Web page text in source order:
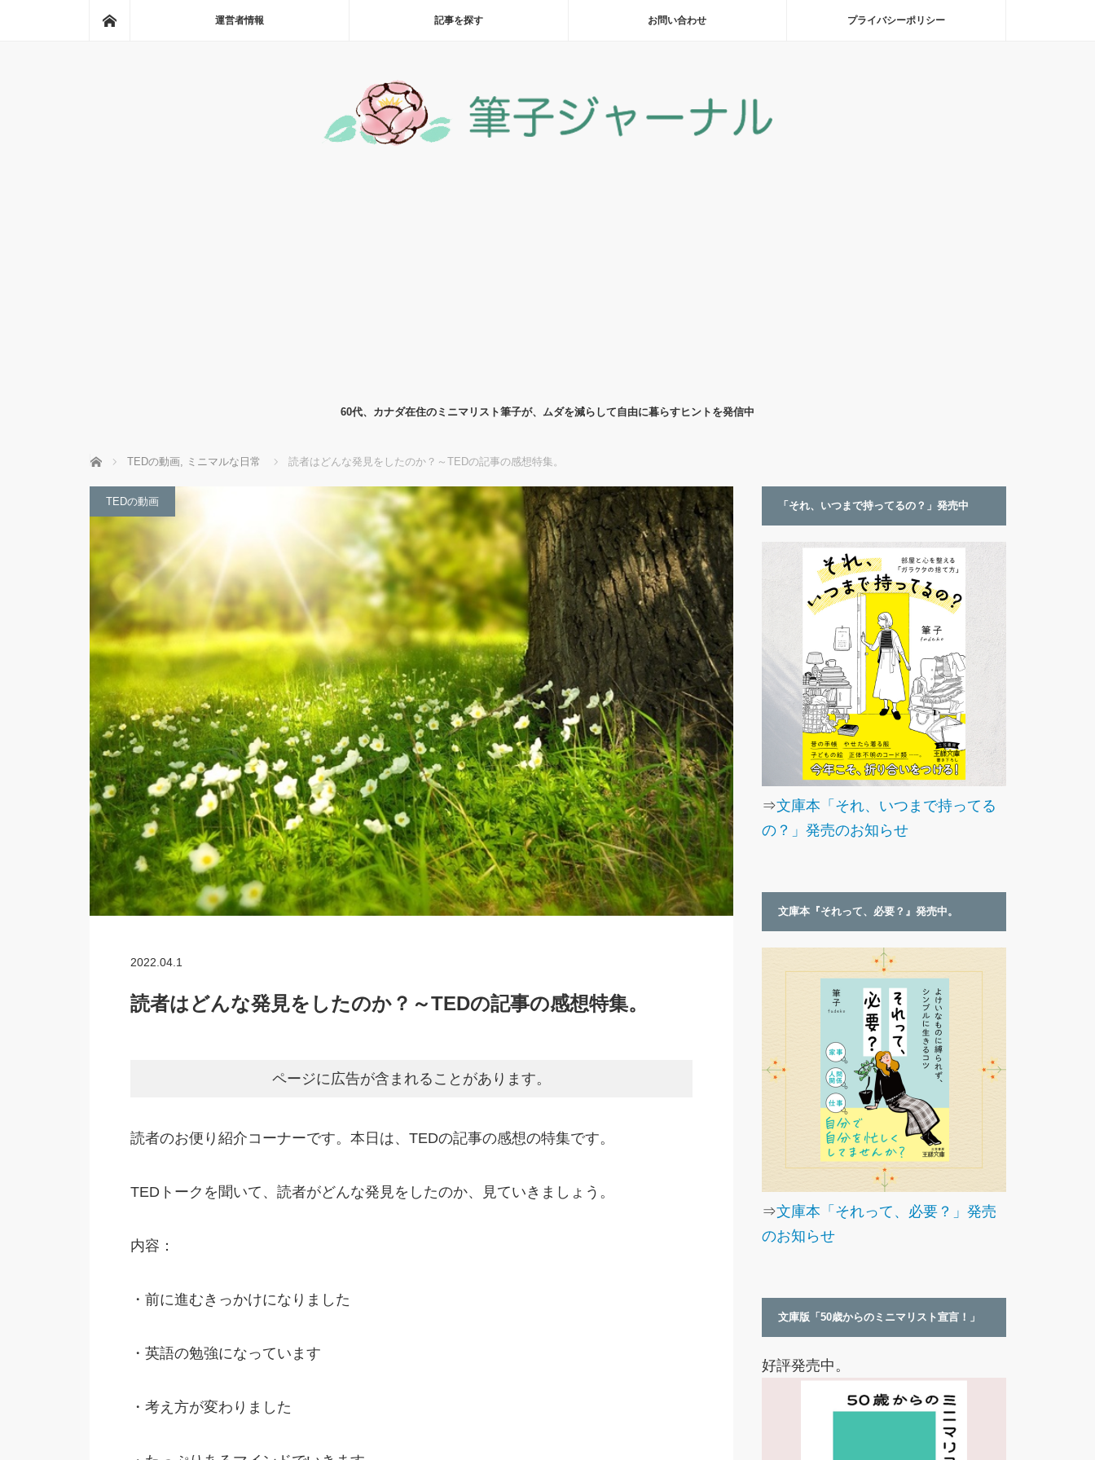
運営者情報 記事を探す お問い合わせ プライバシーポリシー
60代、カナダ在住のミニマリスト筆子が、ムダを減らして自由に暮らすヒントを発信中
ホーム TEDの動画, ミニマルな日常 読者はどんな発見をしたのか？～TEDの記事の感想特集。
TEDの動画
2022.04.1
読者はどんな発見をしたのか？～TEDの記事の感想特集。
ページに広告が含まれることがあります。
読者のお便り紹介コーナーです。本日は、TEDの記事の感想の特集です。
TEDトークを聞いて、読者がどんな発見をしたのか、見ていきましょう。
内容：
・前に進むきっかけになりました
・英語の勉強になっています
・考え方が変わりました
「それ、いつまで持ってるの？」発売中
⇒文庫本「それ、いつまで持ってる
の？」発売のお知らせ
文庫本『それって、必要？』発売中。
⇒文庫本「それって、必要？」発売
のお知らせ
文庫版「50歳からのミニマリスト宣言！」
好評発売中。